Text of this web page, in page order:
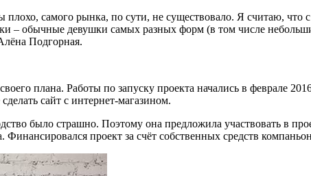
самого рынка, по сути, не существовало. Я считаю,
– обычные девушки самых разных форм (в том числе
Подгорная.
плана. Работы по запуску проекта начались в феврале
сайт с интернет-магазином.
было страшно. Поэтому она предложила участвовать в
Финансировался проект за счёт собственных средств